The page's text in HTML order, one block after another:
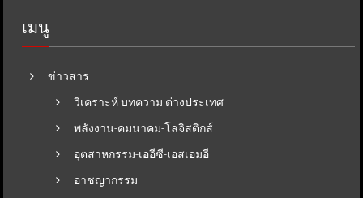
เมนู
ข่าวสาร
วิเคราะห์ บทความ ต่างประเทศ
พลังงาน-คมนาคม-โลจิสติกส์
อุตสาหกรรม-เออีซี-เอสเอมอี
อาชญากรรม